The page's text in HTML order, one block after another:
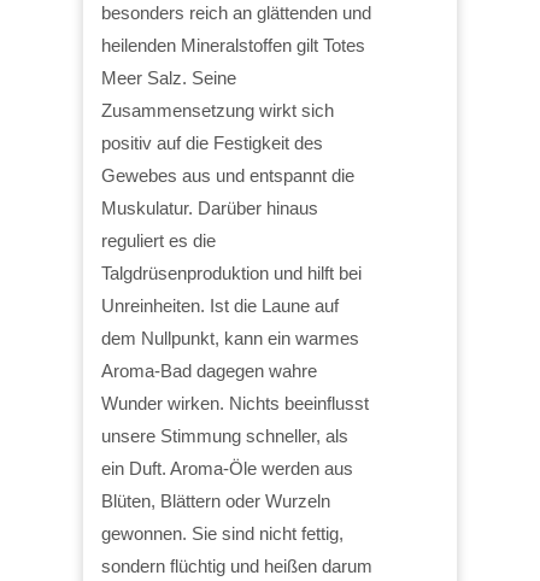
besonders reich an glättenden und
heilenden Mineralstoffen gilt Totes
Meer Salz. Seine
Zusammensetzung wirkt sich
positiv auf die Festigkeit des
Gewebes aus und entspannt die
Muskulatur. Darüber hinaus
reguliert es die
Talgdrüsenproduktion und hilft bei
Unreinheiten. Ist die Laune auf
dem Nullpunkt, kann ein warmes
Aroma-Bad dagegen wahre
Wunder wirken. Nichts beeinflusst
unsere Stimmung schneller, als
ein Duft. Aroma-Öle werden aus
Blüten, Blättern oder Wurzeln
gewonnen. Sie sind nicht fettig,
sondern flüchtig und heißen darum